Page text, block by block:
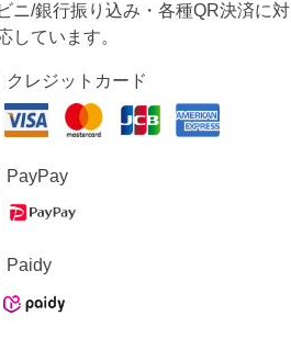
ビニ/銀行振り込み・各種QR決済に対
しています。
クレジットカード
PayPay
Paidy